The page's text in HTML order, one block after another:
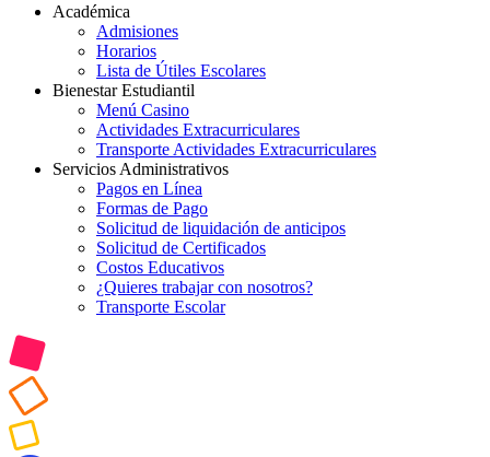
Académica
Admisiones
Horarios
Lista de Útiles Escolares
Bienestar Estudiantil
Menú Casino
Actividades Extracurriculares
Transporte Actividades Extracurriculares
Servicios Administrativos
Pagos en Línea
Formas de Pago
Solicitud de liquidación de anticipos
Solicitud de Certificados
Costos Educativos
¿Quieres trabajar con nosotros?
Transporte Escolar